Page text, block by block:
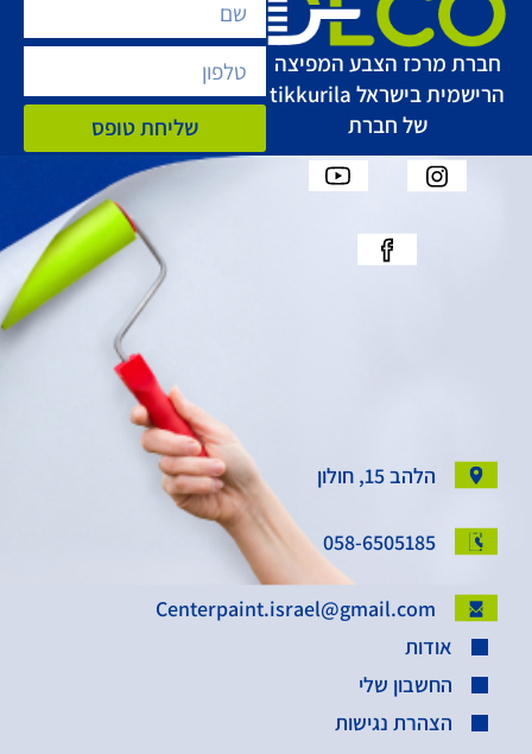
הלהב 15, חולון
058-6505185
Centerpaint.israel@gmail.com
אודות
החשבון שלי
הצהרת נגישות
שליחת טופס
חברת מרכז הצבע המפיצה
הרישמית בישראל tikkurila
של חברת